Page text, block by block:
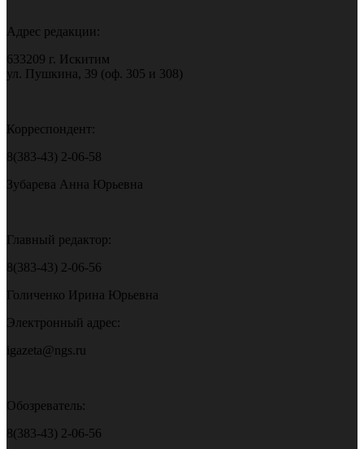
Адрес редакции:
633209 г. Искитим
ул. Пушкина, 39 (оф. 305 и 308)
Корреспондент:
8(383-43) 2-06-58
Зубарева Анна Юрьевна
Главный редактор:
8(383-43) 2-06-56
Голиченко Ирина Юрьевна
Электронный адрес:
igazeta@ngs.ru
Обозреватель:
8(383-43) 2-06-56